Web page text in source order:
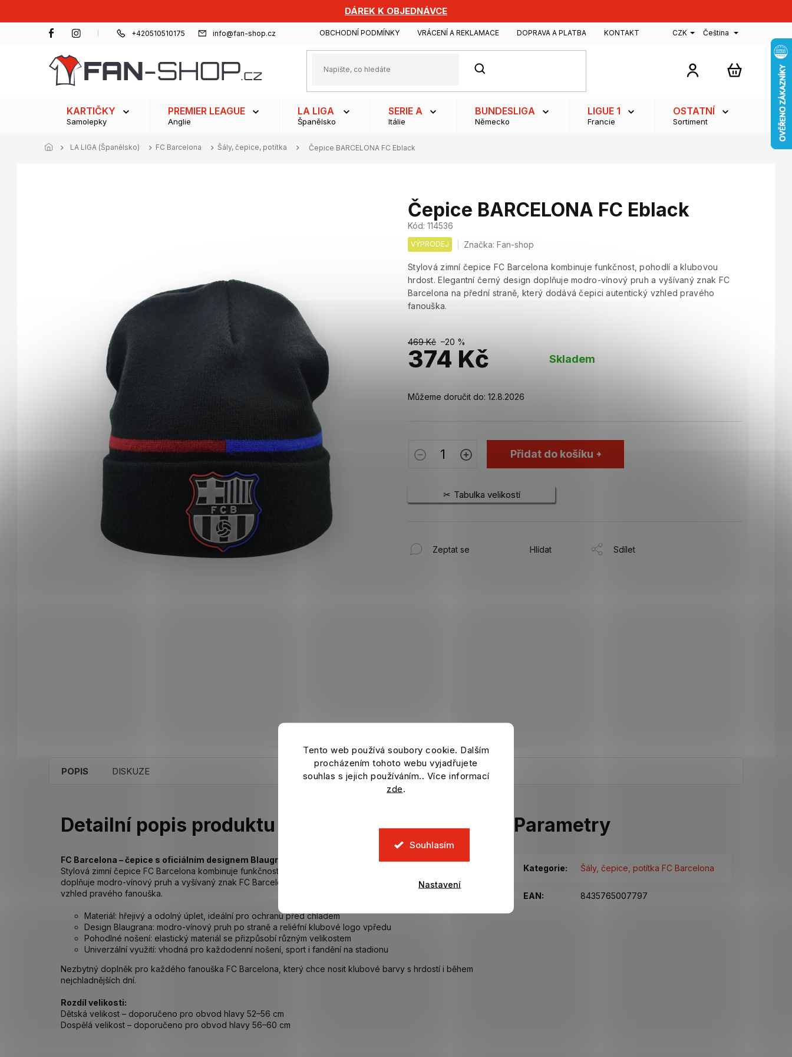
Tento web používá soubory cookie. Dalším
procházením tohoto webu vyjadřujete
souhlas s jejich používáním.. Více informací
zde.
Souhlasím
Nastavení
DÁREK K OBJEDNÁVCE
+420510510175 info@fan-shop.cz OBCHODNÍ PODMÍNKY VRÁCENÍ A REKLAMACE DOPRAVA A PLATBA KONTAKT CZK Čeština
HLEDAT
NÁKUPNÍ
KARTIČKY
Samolepky
PREMIER LEAGUE
Anglie
LA LIGA
Španělsko
SERIE A
Itálie
BUNDESLIGA
Německo
LIGUE 1
Francie
OSTATNÍ
Sortiment
LA LIGA (Španělsko) FC Barcelona Šály, čepice, potítka Čepice BARCELONA FC Eblack
Čepice BARCELONA FC Eblack
Kód: 114536
VÝPRODEJ Značka:Fan-shop
Stylová zimní čepice FC Barcelona kombinuje funkčnost, pohodlí a klubovou
hrdost. Elegantní černý design doplňuje modro-vínový pruh a vyšívaný znak FC
Barcelona na přední straně, který dodává čepici autentický vzhled pravého
fanouška.
469 Kč –20 %
374 Kč
cena:
Skladem
Můžeme doručit do: 12.8.2026
Přidat do košíku
Tabulka velikostí
Zeptat se Hlídat Sdílet
POPIS DISKUZE
Detailní popis produktu
FC Barcelona – čepice s oficiálním designem Blaugrana.
Stylová zimní čepice FC Barcelona kombinuje funkčnost, pohodlí a klubovou hrdost. Elegantní černý design
doplňuje modro-vínový pruh a vyšívaný znak FC Barcelona na přední straně, který dodává čepici autentický
vzhled pravého fanouška.
Materiál: hřejivý a odolný úplet, ideální pro ochranu před chladem
Design Blaugrana: modro-vínový pruh po straně a reliéfní klubové logo vpředu
Pohodlné nošení: elastický materiál se přizpůsobí různým velikostem
Univerzální využití: vhodná pro každodenní nošení, sport i fandění na stadionu
Nezbytný doplněk pro každého fanouška FC Barcelona, který chce nosit klubové barvy s hrdostí i během
nejchladnějších dní.
Rozdíl velikosti:
Dětská velikost – doporučeno pro obvod hlavy 52–56 cm
Dospělá velikost – doporučeno pro obvod hlavy 56–60 cm
Parametry
Kategorie: Šály, čepice, potítka FC Barcelona
EAN : 8435765007797